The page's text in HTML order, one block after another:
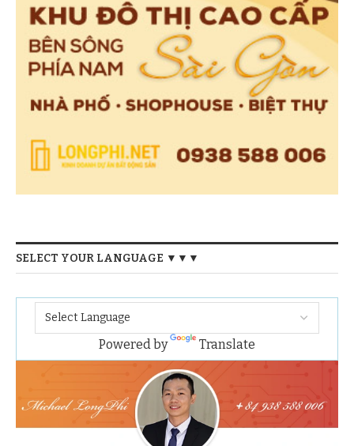
SELECT YOUR LANGUAGE ▼▼▼
Powered by Translate